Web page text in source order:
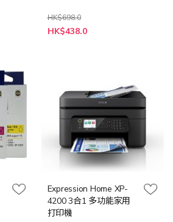
HK$698.0
特
殊
HK$438.0
Expression Home XP-
4200 3合1 多功能家用
打印機